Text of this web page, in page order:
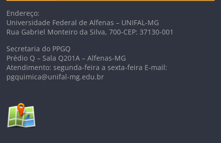
Endereço:
Universidade Federal de Alfenas – UNIFAL-MG
Rua Gabriel Monteiro da Silva, 700-CEP: 37130-001
Secretaria do PPGQ
Prédio Q – Sala Q201A – Alfenas-MG
Atendimento: segunda-feira a sexta-feira E-mail:
pgquimica@unifal-mg.edu.br